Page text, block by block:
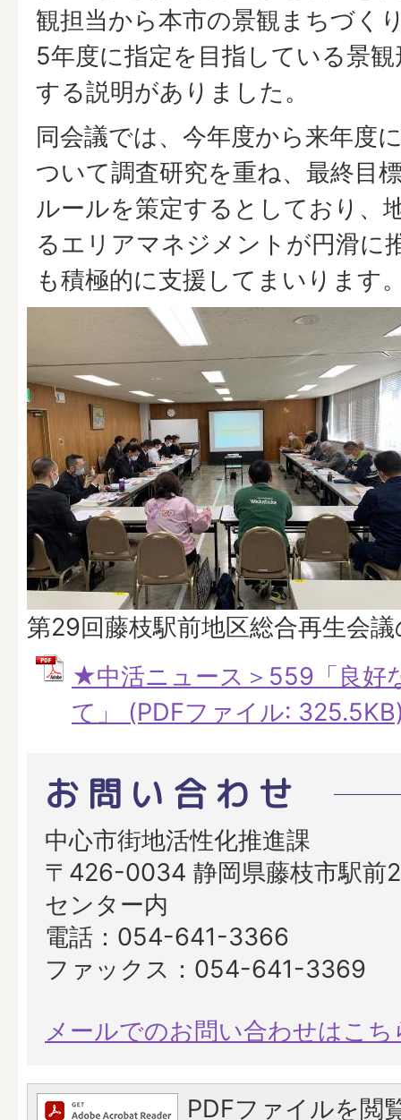
観担当から本市の景観まちづく
5年度に指定を目指している景
する説明がありました。
同会議では、今年度から来年度
ついて調査研究を重ね、最終目
ルールを策定するとしており、
るエリアマネジメントが円滑に
も積極的に支援してまいります
第29回藤枝駅前地区総合再生会
★中活ニュース＞559「良好
て」 (PDFファイル:
お問い合わせ
中心市街地活性化推進課
〒426-0034 静岡県藤枝市駅前
センター内
電話：054-641-3366
ファックス：054-641-3369
メールでのお問い合わせはこち
PDFファイルを閲